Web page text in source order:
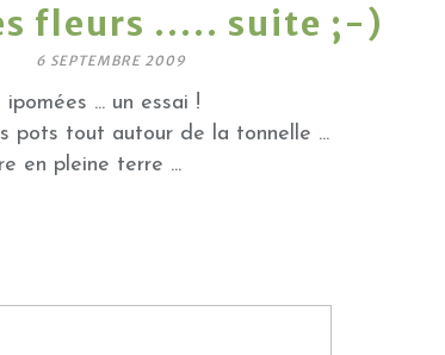
fleurs ..... suite ;-)
6 SEPTEMBRE 2009
... un essai !
pots tout autour de la tonnelle ...
en pleine terre ...